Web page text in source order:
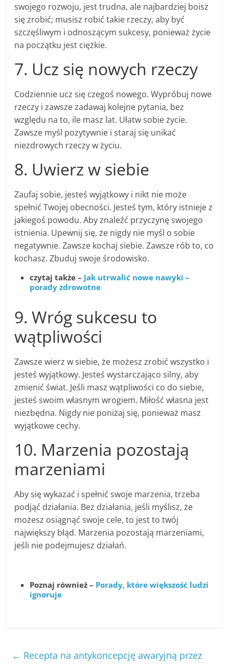
swojego rozwoju, jest trudna, ale najbardziej boisz
się zrobić; musisz robić takie rzeczy, aby być
szczęśliwym i odnoszącym sukcesy, ponieważ życie
na początku jest ciężkie.
7. Ucz się nowych rzeczy
Codziennie ucz się czegoś nowego. Wypróbuj nowe
rzeczy i zawsze zadawaj kolejne pytania, bez
względu na to, ile masz lat. Ułatw sobie życie.
Zawsze myśl pozytywnie i staraj się unikać
niezdrowych rzeczy w życiu.
8. Uwierz w siebie
Zaufaj sobie, jesteś wyjątkowy i nikt nie może
spełnić Twojej obecności. Jesteś tym, który istnieje z
jakiegoś powodu. Aby znaleźć przyczynę swojego
istnienia. Upewnij się, że nigdy nie myśl o sobie
negatywnie. Zawsze kochaj siebie. Zawsze rób to, co
kochasz. Zbuduj swoje środowisko.
czytaj także – Jak utrwalić nowe nawyki –
porady zdrowotne
9. Wróg sukcesu to
wątpliwości
Zawsze wierz w siebie, że możesz zrobić wszystko i
jesteś wyjątkowy. Jesteś wystarczająco silny, aby
zmienić świat. Jeśli masz wątpliwości co do siebie,
jesteś swoim własnym wrogiem. Miłość własna jest
niezbędna. Nigdy nie poniżaj się, ponieważ masz
wyjątkowe cechy.
10. Marzenia pozostają
marzeniami
Aby się wykazać i spełnić swoje marzenia, trzeba
podjąć działania. Bez działania, jeśli myślisz, że
możesz osiągnąć swoje cele, to jest to twój
największy błąd. Marzenia pozostają marzeniami,
jeśli nie podejmujesz działań.
Poznaj również – Porady, które większość ludzi
ignoruje
← Recepta na antykoncepcję awaryjną przez